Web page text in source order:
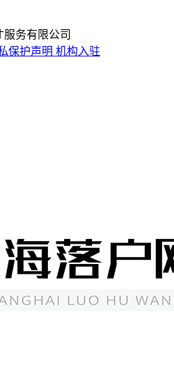
服务有限公司
保护声明 机构入驻